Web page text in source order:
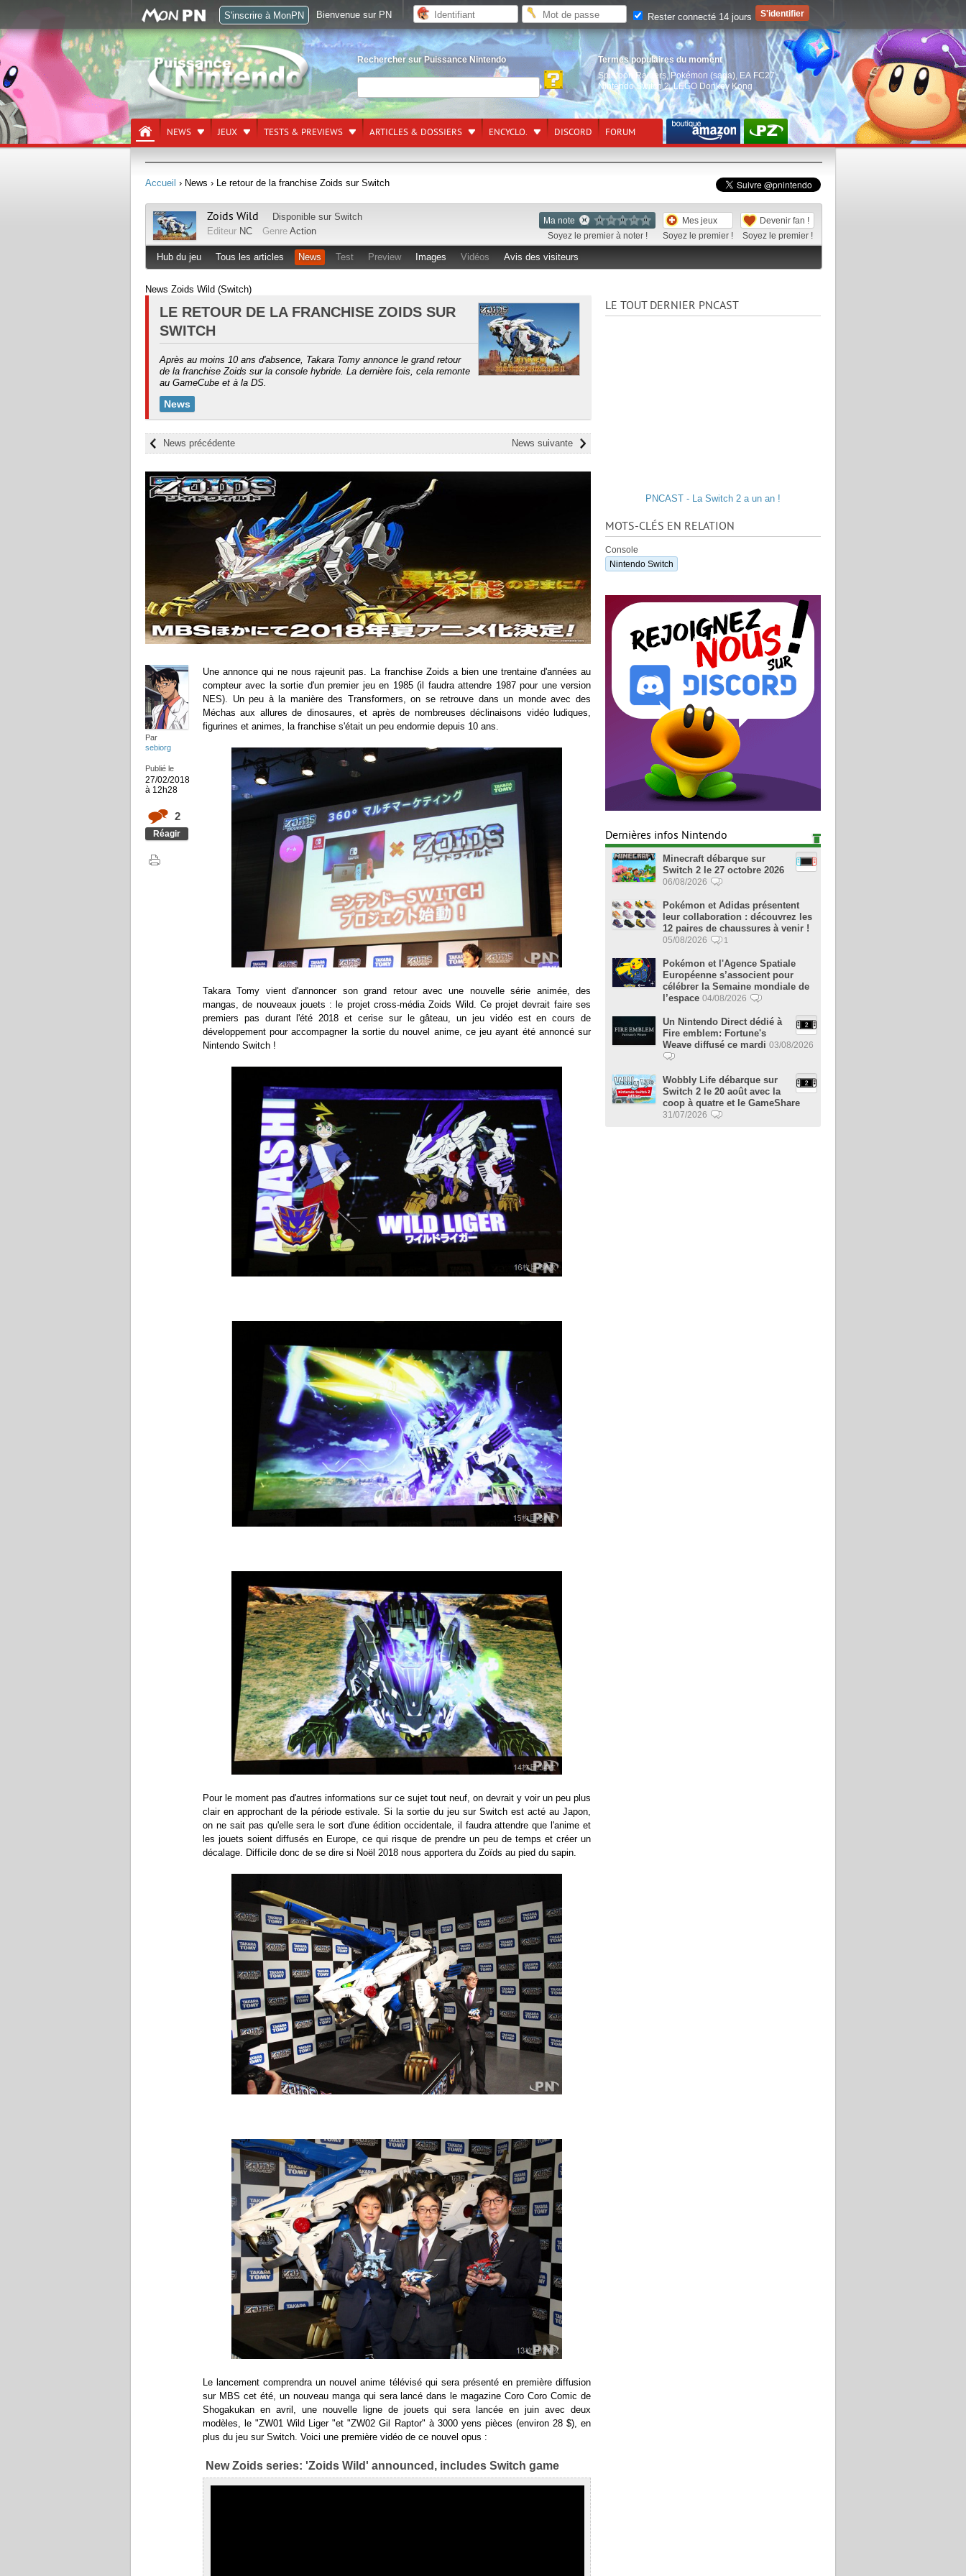
Rechercher sur Puissance Nintendo
Termes populaires du moment
Splatoon Raiders, Pokémon (saga) EA FC27,
Nintendo Switch 2,LEGO Donkey Kong
NEWS JEUX TESTS & PREVIEWS ARTICLES & DOSSIERS ENCYCLO. DISCORD FORUM
Accueil › News › Le retour de la franchise Zoids sur Switch
Ma note
Soyez le premier à noter !
Mes jeux
Soyez le premier !
Devenir fan !
Soyez le premier !
Zoids Wild Disponible sur Switch
Editeur NC Genre Action
Hub du jeu Tous les articles News Test Preview Images Vidéos Avis des visiteurs
News Zoids Wild (Switch)
LE RETOUR DE LA FRANCHISE ZOIDS SUR
SWITCH
Après au moins 10 ans d'absence, Takara Tomy annonce le grand retour
de la franchise Zoids sur la console hybride. La dernière fois, cela remonte
au GameCube et à la DS.
News
News suivante
News précédente
Par
sebiorg
Publié le
27/02/2018
à 12h28
2
Réagir
Une annonce qui ne nous rajeunit pas. La franchise Zoids a bien une trentaine d'années au
compteur avec la sortie d'un premier jeu en 1985 (il faudra attendre 1987 pour une version
NES). Un peu à la manière des Transformers, on se retrouve dans un monde avec des
Méchas aux allures de dinosaures, et après de nombreuses déclinaisons vidéo ludiques,
figurines et animes, la franchise s'était un peu endormie depuis 10 ans.
Takara Tomy vient d'annoncer son grand retour avec une nouvelle série animée, des
mangas, de nouveaux jouets : le projet cross-média Zoids Wild. Ce projet devrait faire ses
premiers pas durant l'été 2018 et cerise sur le gâteau, un jeu vidéo est en cours de
développement pour accompagner la sortie du nouvel anime, ce jeu ayant été annoncé sur
Nintendo Switch !
Pour le moment pas d'autres informations sur ce sujet tout neuf, on devrait y voir un peu plus
clair en approchant de la période estivale. Si la sortie du jeu sur Switch est acté au Japon,
on ne sait pas qu'elle sera le sort d'une édition occidentale, il faudra attendre que l'anime et
les jouets soient diffusés en Europe, ce qui risque de prendre un peu de temps et créer un
décalage. Difficile donc de se dire si Noël 2018 nous apportera du Zoïds au pied du sapin.
Le lancement comprendra un nouvel anime télévisé qui sera présenté en première diffusion
sur MBS cet été, un nouveau manga qui sera lancé dans le magazine Coro Coro Comic de
Shogakukan en avril, une nouvelle ligne de jouets qui sera lancée en juin avec deux
modèles, le "ZW01 Wild Liger "et "ZW02 Gil Raptor" à 3000 yens pièces (environ 28 $), en
plus du jeu sur Switch. Voici une première vidéo de ce nouvel opus :
New Zoids series: 'Zoids Wild' announced, includes Switch game
LE TOUT DERNIER PNCAST
PNCAST - La Switch 2 a un an !
MOTS-CLÉS EN RELATION
Console
Nintendo Switch
Dernières infos Nintendo
Minecraft débarque sur
Switch 2 le 27 octobre 2026
06/08/2026
Pokémon et Adidas présentent
leur collaboration : découvrez les
12 paires de chaussures à venir !
05/08/2026 1
Pokémon et l'Agence Spatiale
Européenne s’associent pour
célébrer la Semaine mondiale de
l’espace 04/08/2026
Un Nintendo Direct dédié à
Fire emblem: Fortune's
Weave diffusé ce mardi 03/08/2026
Wobbly Life débarque sur
Switch 2 le 20 août avec la
coop à quatre et le GameShare
31/07/2026
S'inscrire à MonPN Bienvenue sur PN Rester connecté 14 jours